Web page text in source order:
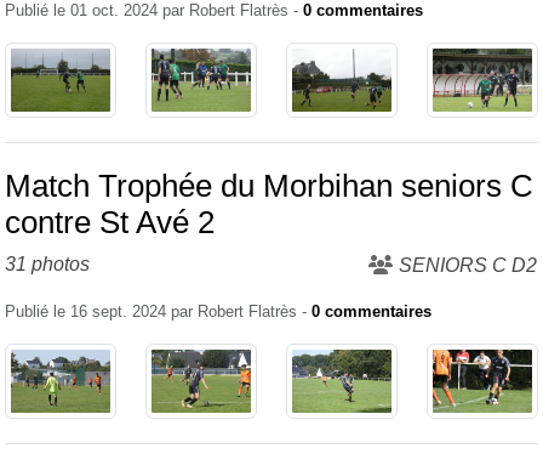
Publié le 01 oct. 2024 par Robert Flatrès - 0 commentaires
Match Trophée du Morbihan seniors C
contre St Avé 2
31 photos SENIORS C D2
Publié le 16 sept. 2024 par Robert Flatrès - 0 commentaires